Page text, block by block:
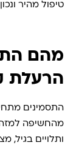
טיפול מהיר
מהם
הרעלת
התסמינים
מהחשיפה
ותלויים בגיל,